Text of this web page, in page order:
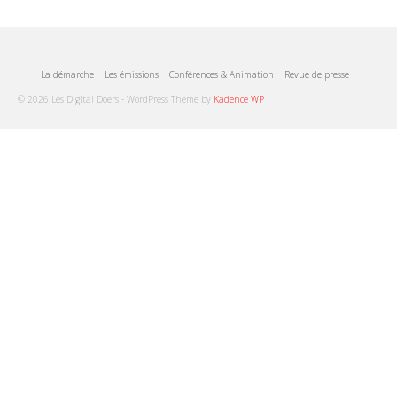
La démarche Les émissions Conférences & Animation
Revue de presse
© 2026 Les Digital Doers - WordPress Theme by Kadence WP